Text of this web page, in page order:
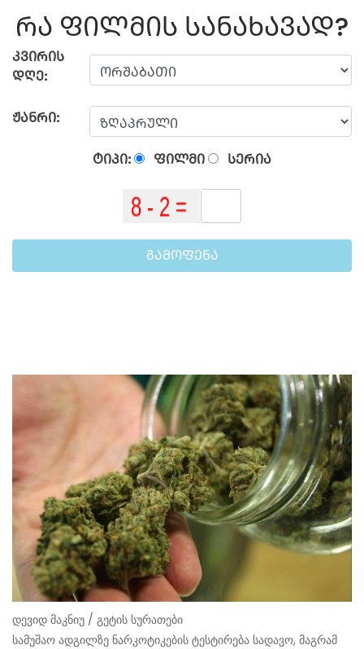
ᲠᲐ ᲤᲘᲚᲛᲘᲡ ᲡᲐᲜᲐᲮᲐᲕᲐᲓ?
ᲙᲕᲘᲠᲘᲡ
ᲓᲦᲔ:
ᲟᲐᲜᲠᲘ:
ᲢᲘᲞᲘ: ᲤᲘᲚᲛᲘ ᲡᲔᲠᲘᲐ
ᲒᲐᲛᲝᲤᲔᲜᲐ
დევიდ მაკნიუ / გეტის სურათები
სამუშაო ადგილზე ნარკოტიკების ტესტირება სადავო, მაგრამ